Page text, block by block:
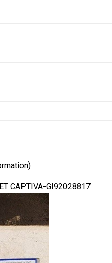
CAPTIVA-GI92028817